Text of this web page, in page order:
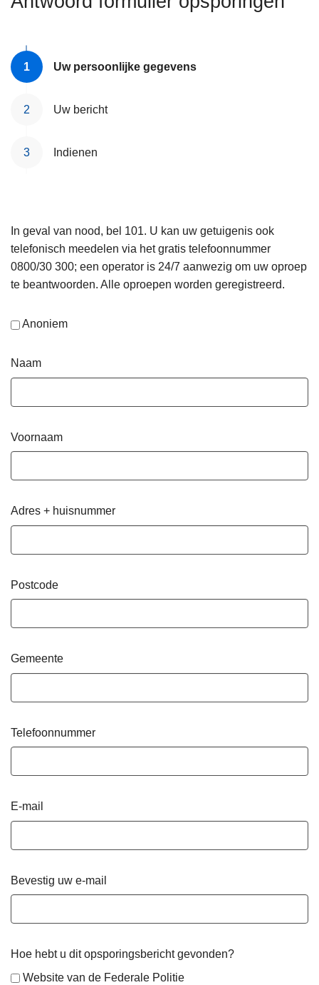
Uw persoonlijke gegevens
Uw bericht
Indienen
In geval van nood, bel 101. U kan uw getuigenis ook
telefonisch meedelen via het gratis telefoonnummer
0800/30 300; een operator is 24/7 aanwezig om uw oproep
te beantwoorden. Alle oproepen worden geregistreerd.
Anoniem
Naam
Voornaam
Adres + huisnummer
Postcode
Gemeente
Telefoonnummer
E-mail
Bevestig uw e-mail
Hoe hebt u dit opsporingsbericht gevonden?
Website van de Federale Politie